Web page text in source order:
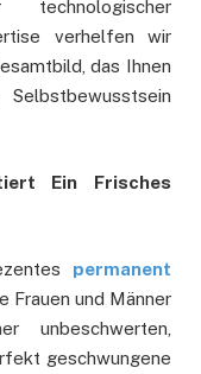
technologischer
verhelfen wir
das Ihnen
Ein Frisches
permanent
Frauen und Männer
unbeschwerten,
geschwungene